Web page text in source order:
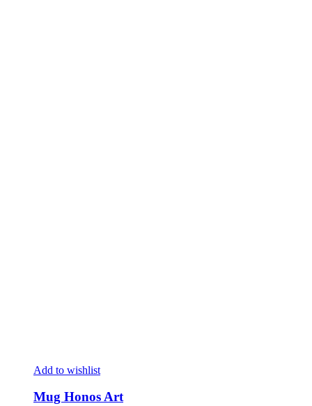
Add to wishlist
Mug Honos Art